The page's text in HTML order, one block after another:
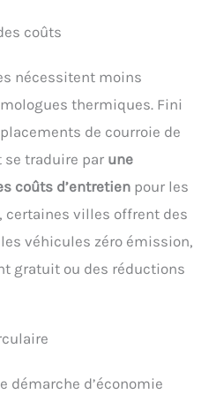
coûts
nécessitent moins
thermiques. Fini
de courroie de
traduire par une
coûts d’entretien pour les
certaines villes offrent des
véhicules zéro émission,
gratuit ou des réductions
démarche d’économie